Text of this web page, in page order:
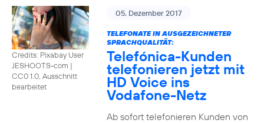
Credits: Pixabay User
JESHOOTS-com |
CC0 1.0, Ausschnitt
bearbeitet
05. Dezember 2017
TELEFONATE IN AUSGEZEICHNETER
SPRACHQUALITÄT:
Telefónica-Kunden
telefonieren jetzt mit
HD Voice ins
Vodafone-Netz
Ab sofort telefonieren Kunden von